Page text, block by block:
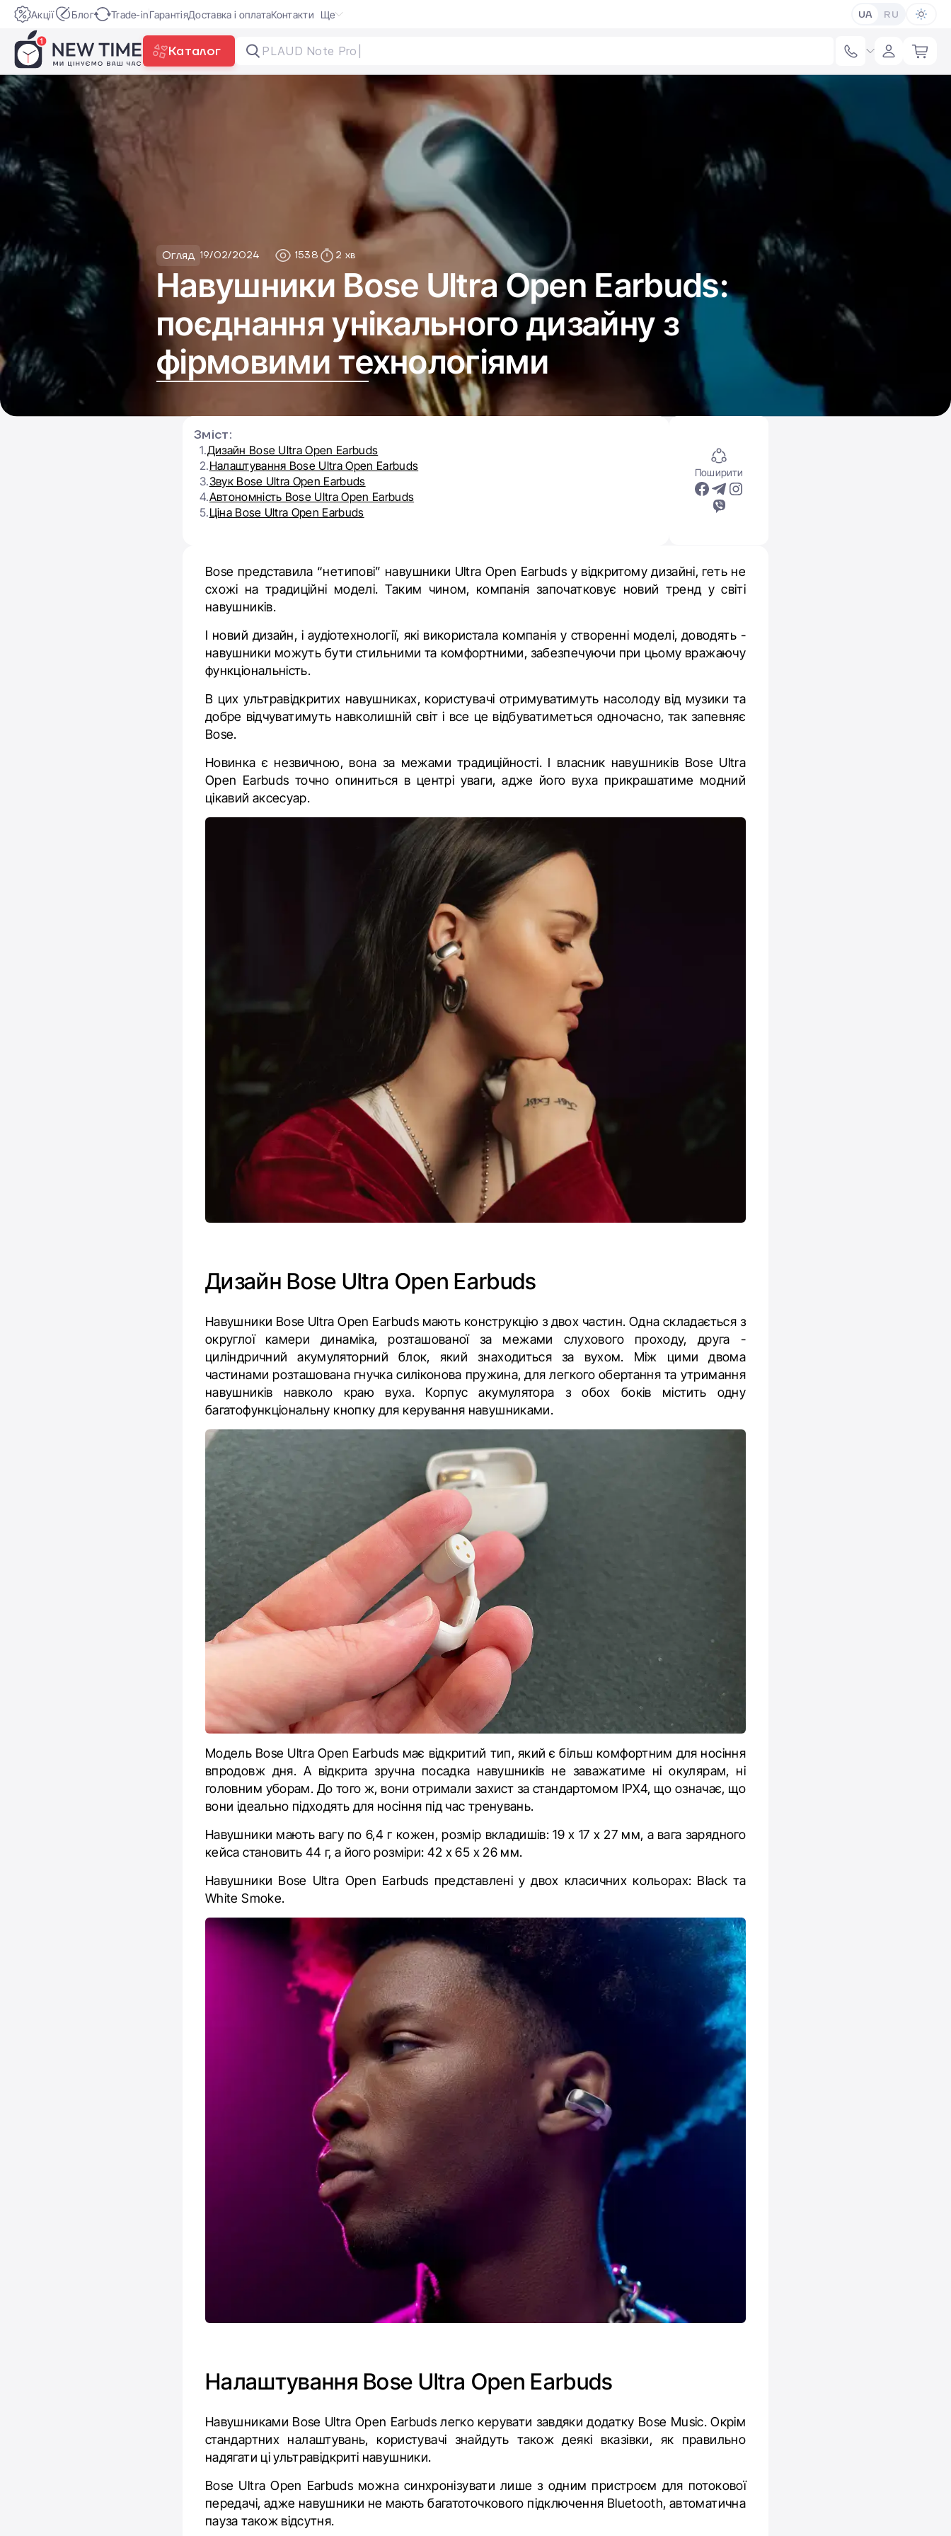
Акції Блог Trade-inГарантіяДоставка і оплатаКонтакти Ще UA RU
Каталог
Огляд 19/02/2024 1538 2 хв
Навушники Bose Ultra Open Earbuds:
поєднання унікального дизайну з
фірмовими технологіями
Поширити
Bose представила “нетипові” навушники Ultra Open Earbuds у відкритому дизайні, геть не
схожі на традиційні моделі. Таким чином, компанія започатковує новий тренд у світі
навушників.
І новий дизайн, і аудіотехнології, які використала компанія у створенні моделі, доводять -
навушники можуть бути стильними та комфортними, забезпечуючи при цьому вражаючу
функціональність.
В цих ультравідкритих навушниках, користувачі отримуватимуть насолоду від музики та
добре відчуватимуть навколишній світ і все це відбуватиметься одночасно, так запевняє
Bose.
Новинка є незвичною, вона за межами традиційності. І власник навушників Bose Ultra
Open Earbuds точно опиниться в центрі уваги, адже його вуха прикрашатиме модний
цікавий аксесуар.
Дизайн Bose Ultra Open Earbuds
Навушники Bose Ultra Open Earbuds мають конструкцію з двох частин. Одна складається з
округлої камери динаміка, розташованої за межами слухового проходу, друга -
циліндричний акумуляторний блок, який знаходиться за вухом. Між цими двома
частинами розташована гнучка силіконова пружина, для легкого обертання та утримання
навушників навколо краю вуха. Корпус акумулятора з обох боків містить одну
багатофункціональну кнопку для керування навушниками.
Модель Bose Ultra Open Earbuds має відкритий тип, який є більш комфортним для носіння
впродовж дня. А відкрита зручна посадка навушників не заважатиме ні окулярам, ні
головним уборам. До того ж, вони отримали захист за стандартомом IPX4, що означає, що
вони ідеально підходять для носіння під час тренувань.
Навушники мають вагу по 6,4 г кожен, розмір вкладишів: 19 x 17 x 27 мм, а вага зарядного
кейса становить 44 г, а його розміри: 42 x 65 x 26 мм.
Навушники Bose Ultra Open Earbuds представлені у двох класичних кольорах: Black та
White Smoke.
Налаштування Bose Ultra Open Earbuds
Навушниками Bose Ultra Open Earbuds легко керувати завдяки додатку Bose Music. Окрім
стандартних налаштувань, користувачі знайдуть також деякі вказівки, як правильно
надягати ці ультравідкриті навушники.
Bose Ultra Open Earbuds можна синхронізувати лише з одним пристроєм для потокової
передачі, адже навушники не мають багатоточкового підключення Bluetooth, автоматична
пауза також відсутня.
Зміст:
1.Дизайн Bose Ultra Open Earbuds
2.Налаштування Bose Ultra Open Earbuds
3.Звук Bose Ultra Open Earbuds
4.Автономність Bose Ultra Open Earbuds
5.Ціна Bose Ultra Open Earbuds